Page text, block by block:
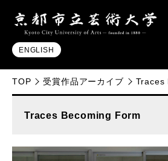
ENGLISH
TOP 受賞作品アーカイブ Traces
Traces Becoming Form